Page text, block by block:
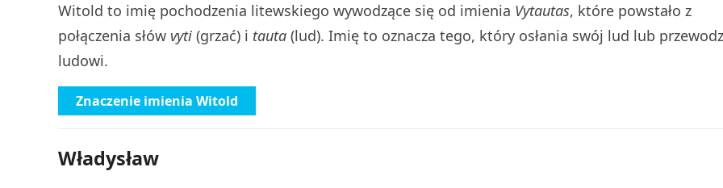
Witold to imię pochodzenia litewskiego wywodzące się od imienia Vytautas, które powstało z
połączenia słów vyti (grzać) i tauta (lud). Imię to oznacza tego, który osłania swój lud lub
ludowi.
Znaczenie imienia Witold
Władysław